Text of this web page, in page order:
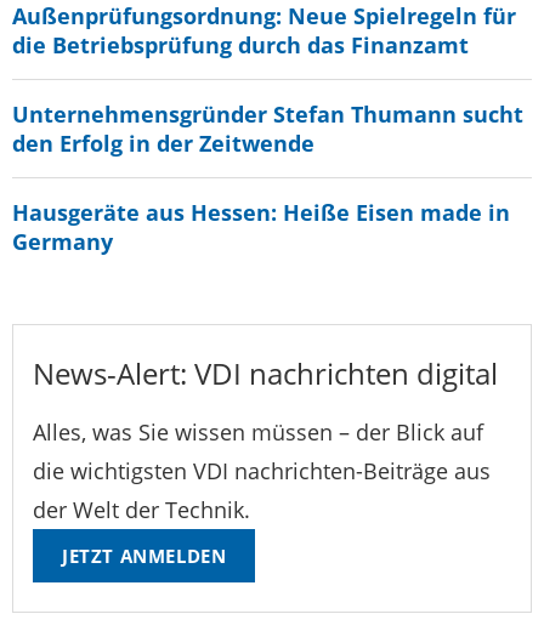
Außenprüfungsordnung: Neue Spielregeln für
die Betriebsprüfung durch das Finanzamt
Unternehmensgründer Stefan Thumann sucht
den Erfolg in der Zeitwende
Hausgeräte aus Hessen: Heiße Eisen made in
Germany
News-Alert: VDI nachrichten digital
Alles, was Sie wissen müssen – der Blick auf
die wichtigsten VDI nachrichten-Beiträge aus
der Welt der Technik.
JETZT ANMELDEN